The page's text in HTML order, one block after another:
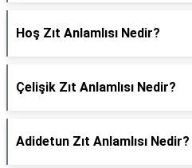
Hoş Zıt Anlamlısı Nedir?
Çelişik Zıt Anlamlısı Nedir?
Adidetun Zıt Anlamlısı Nedir?